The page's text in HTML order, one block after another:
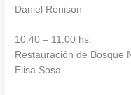
Daniel Renison
10:40 – 11:00 hs.
Restauración de Bosque
Elisa Sosa